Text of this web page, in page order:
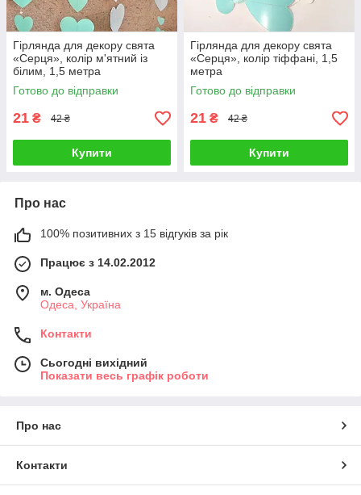
Гірлянда для декору свята
«Серця», колір м'ятний із
білим, 1,5 метра
Готово до відправки
21 ₴ 42 ₴
Купити
Гірлянда для декору свята
«Серця», колір тіффані, 1,5
метра
Готово до відправки
21 ₴ 42 ₴
Купити
Про нас
100% позитивних з 15 відгуків за рік
Працює з 14.02.2012
м. Одеса
Одеса, Україна
Контакти
Сьогодні вихідний
Показати весь графік роботи
Про нас
Контакти